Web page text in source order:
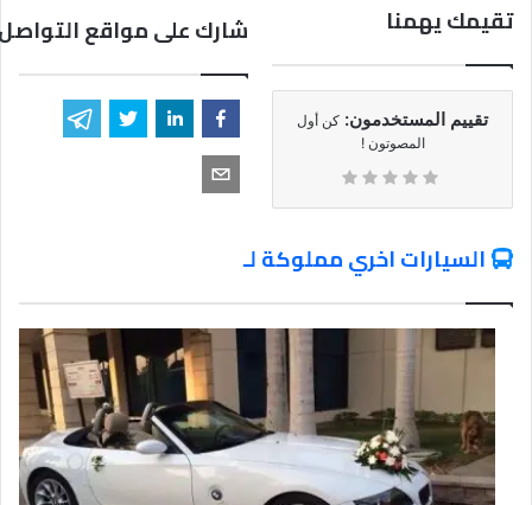
تقيمك يهمنا
تقييم المستخدمون: كن أول
المصوتون !
شارك على مواقع
السيارات اخري مملوكة لـ